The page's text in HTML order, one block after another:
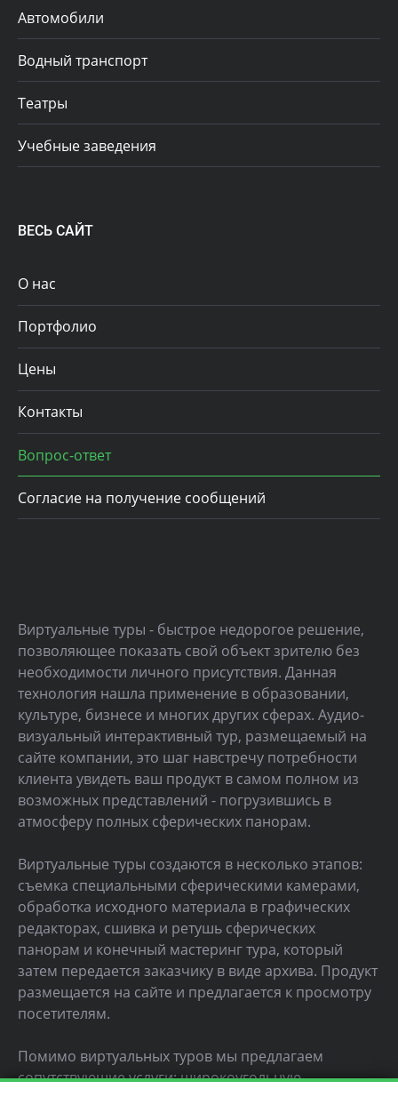
Автомобили
Водный транспорт
Театры
Учебные заведения
ВЕСЬ САЙТ
О нас
Портфолио
Цены
Контакты
Вопрос-ответ
Согласие на получение сообщений
Виртуальные туры - быстрое недорогое решение,
позволяющее показать свой объект зрителю без
необходимости личного присутствия. Данная
технология нашла применение в образовании,
культуре, бизнесе и многих других сферах. Аудио-
визуальный интерактивный тур, размещаемый на
сайте компании, это шаг навстречу потребности
клиента увидеть ваш продукт в самом полном из
возможных представлений - погрузившись в
атмосферу полных сферических панорам.
Виртуальные туры создаются в несколько этапов:
съемка специальными сферическими камерами,
обработка исходного материала в графических
редакторах, сшивка и ретушь сферических
панорам и конечный мастеринг тура, который
затем передается заказчику в виде архива. Продукт
размещается на сайте и предлагается к просмотру
посетителям.
Помимо виртуальных туров мы предлагаем
сопутствующие услуги: широкоугольную